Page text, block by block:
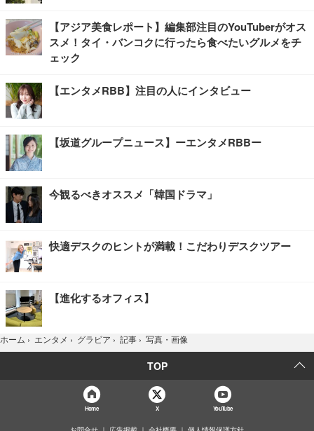
【アジア美食レポート】編集部注目のYouTuberがオス
スメ！タイ・バンコクに行ったら食べたいグルメをチ
ェック
【エンタメRBB】注目の人にインタビュー
【坂道グループニュース】ーエンタメRBBー
今観るべきオススメ「韓国ドラマ」
快適デスクのヒントが満載！こだわりデスクツアー
【進化するオフィス】
ホーム › エンタメ › グラビア › 記事 › 写真・画像
TOP
Home X YouTube